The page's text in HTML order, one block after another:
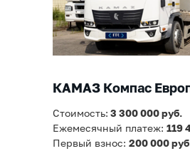
Стоимость: 3 300 000 руб.
Ежемесячный платеж: 119
Первый взнос: 200 000
КАМАЗ Компас